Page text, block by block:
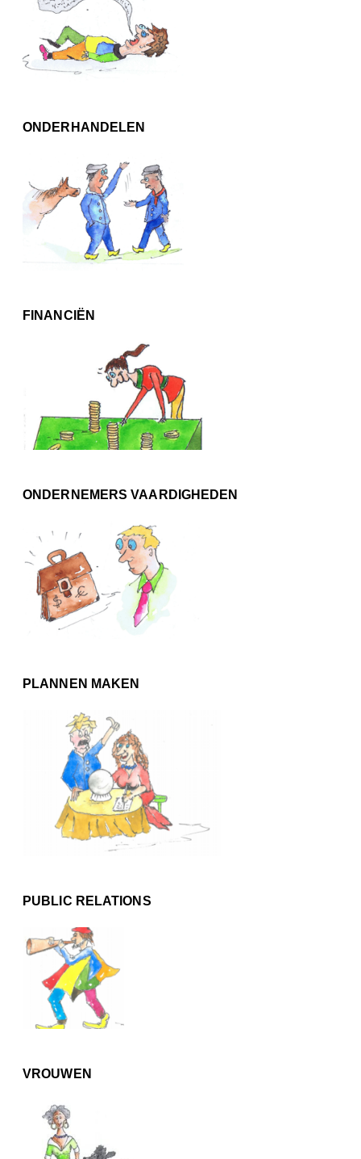
ONDERHANDELEN
FINANCIËN
ONDERNEMERS VAARDIGHEDEN
PLANNEN MAKEN
PUBLIC RELATIONS
VROUWEN